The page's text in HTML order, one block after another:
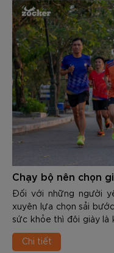
nhân gây ra các chấn
gan chân, đau cẳng
Chạy bộ nên chọn
Đối với những người
xuyên lựa chọn sải
sức khỏe thì đôi giày là
giúp cải thiện thành
thương dai dẳng.
Chi tiết